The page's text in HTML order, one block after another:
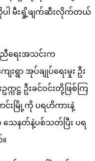
ပါ မီးရှို့ဖျက်ဆီးလိုက်တယ်
ရေးအသင်းက
းရွာ အုပ်ချုပ်ရေးမှုး ဦး
က္ကဋ္ဌ ဦးခင်ဝင်းတို့ဖြစ်ကြ
ာင်းမြို့ကို ပရဟိကားနဲ့
သေနတ်နဲ့ပစ်သတ်ပြီး ပရ